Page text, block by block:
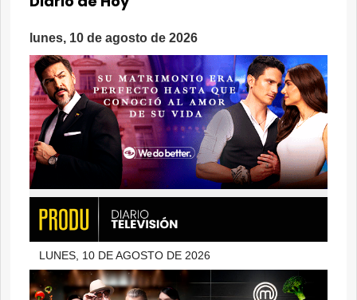
lunes, 10 de agosto de 2026